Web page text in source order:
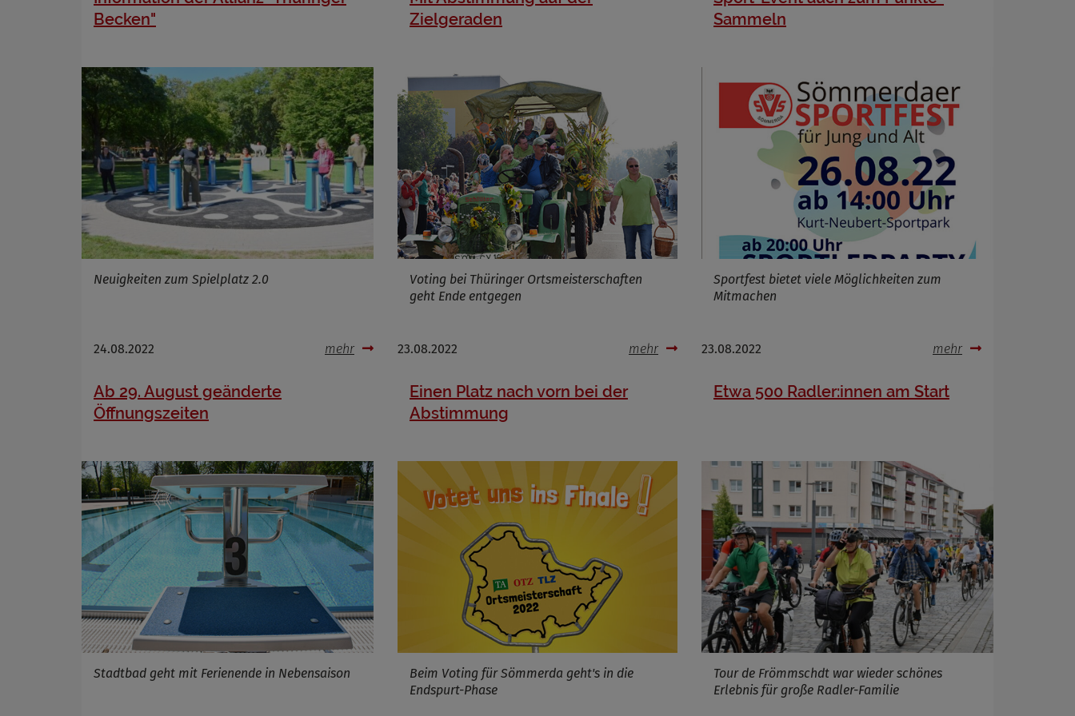
Becken"
Neuigkeiten zum Spielplatz 2.0
24.08.2022 mehr
Zielgeraden
Voting bei Thüringer Ortsmeisterschaften
geht Ende entgegen
23.08.2022 mehr
Sammeln
Sportfest bietet viele Möglichkeiten zum
Mitmachen
23.08.2022 mehr
Ab 29. August geänderte
Öffnungszeiten
Stadtbad geht mit Ferienende in Nebensaison
Einen Platz nach vorn bei der
Abstimmung
Beim Voting für Sömmerda geht's in die
Endspurt-Phase
Etwa 500 Radler:innen am Start
Tour de Frömmschdt war wieder schönes
Erlebnis für große Radler-Familie
Cookie Laufzeit
Infos schließen